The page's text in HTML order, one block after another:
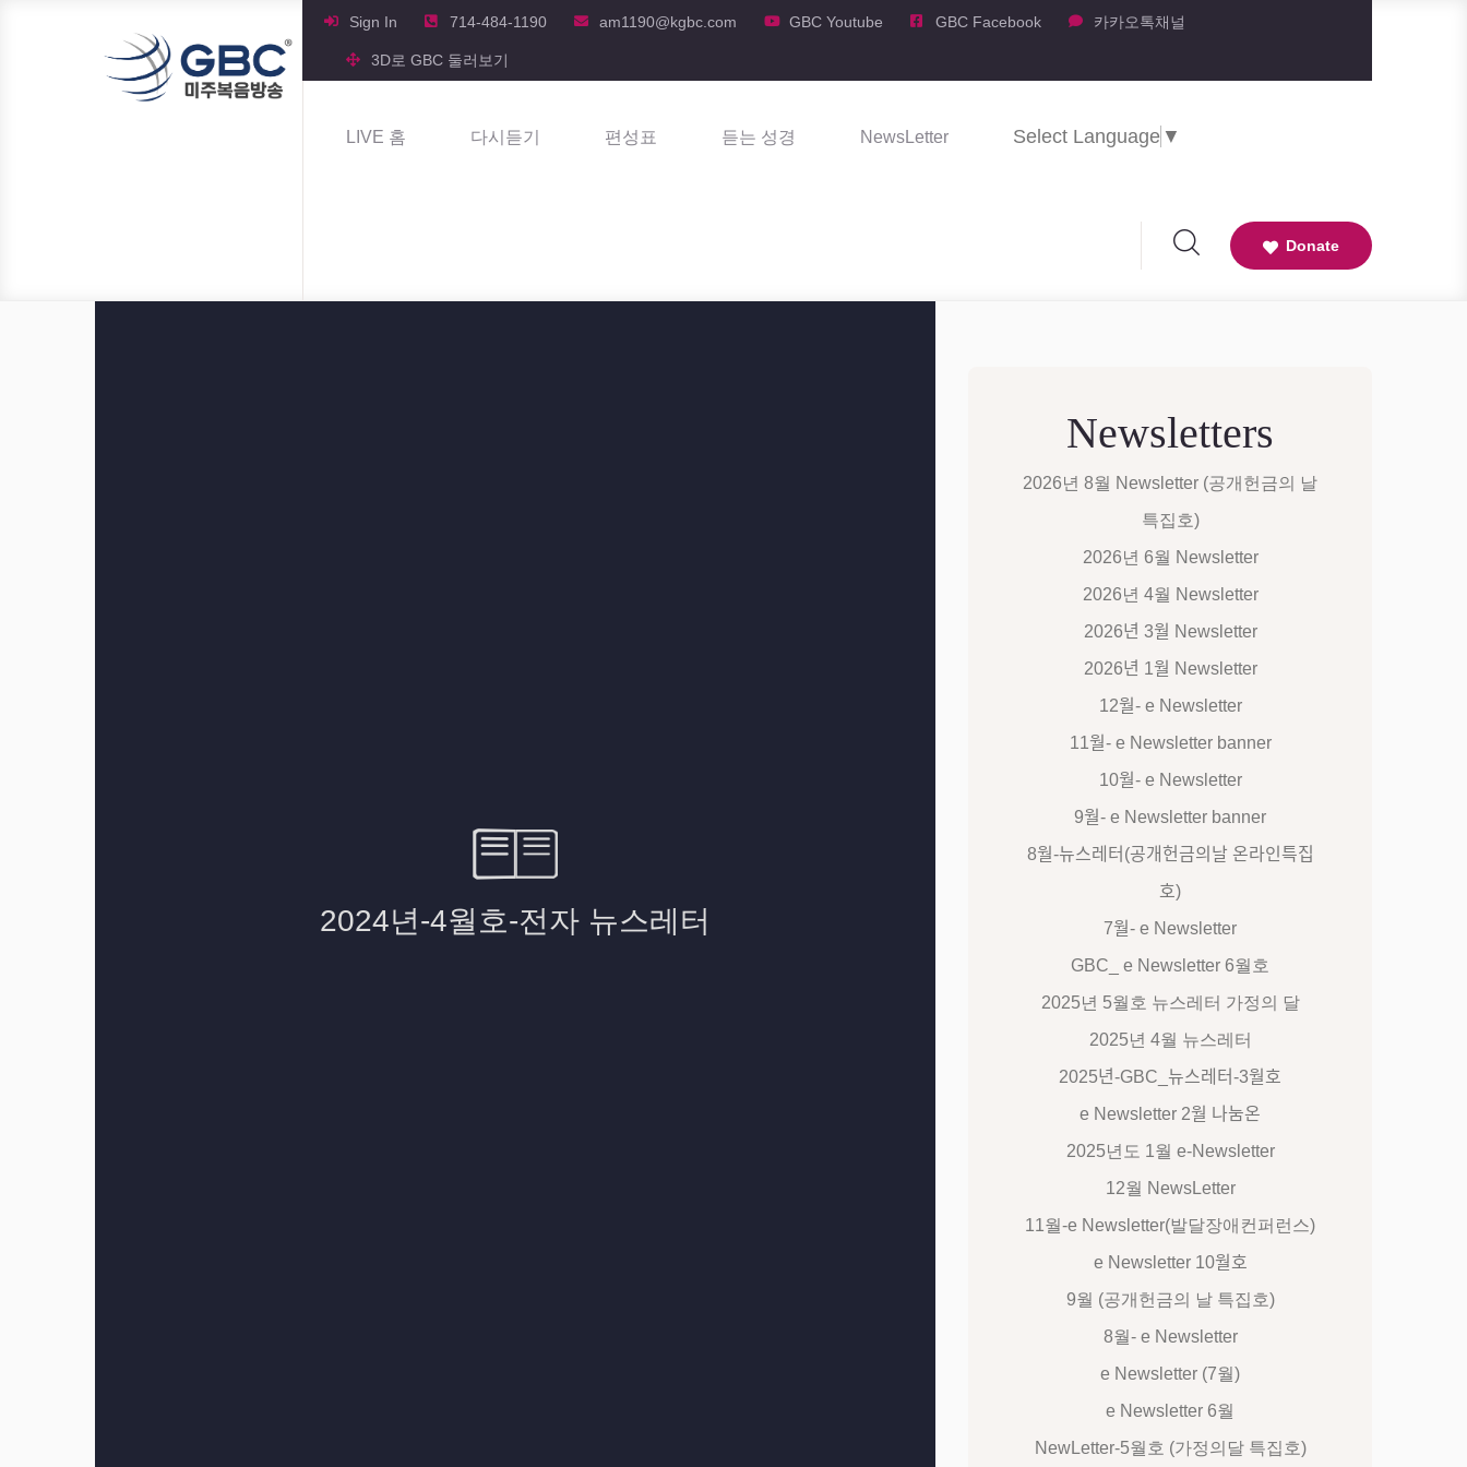
Sign In 714-484-1190 am1190@kgbc.com GBC Youtube GBC Facebook 카카오톡채널
3D로 GBC 둘러보기
LIVE 홈 다시듣기 편성표 듣는 성경 NewsLetter Select Language ▼
Donate
Newsletters
2026년 8월 Newsletter (공개헌금의 날
특집호)
2026년 6월 Newsletter
2026년 4월 Newsletter
2026년 3월 Newsletter
2026년 1월 Newsletter
12월- e Newsletter
11월- e Newsletter banner
10월- e Newsletter
9월- e Newsletter banner
8월-뉴스레터(공개헌금의날 온라인특집
호)
7월- e Newsletter
GBC_ e Newsletter 6월호
2025년 5월호 뉴스레터 가정의 달
2025년 4월 뉴스레터
2025년-GBC_뉴스레터-3월호
e Newsletter 2월 나눔온
2025년도 1월 e-Newsletter
12월 NewsLetter
11월-e Newsletter(발달장애컨퍼런스)
e Newsletter 10월호
9월 (공개헌금의 날 특집호)
8월- e Newsletter
e Newsletter (7월)
e Newsletter 6월
NewLetter-5월호 (가정의달 특집호)